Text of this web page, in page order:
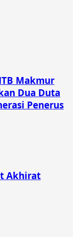
Makmur
Dua Duta
Penerus
Akhirat